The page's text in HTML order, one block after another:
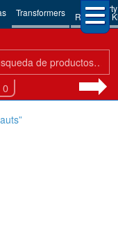
Transformers 3rd Party
Robots &
0